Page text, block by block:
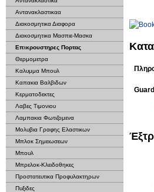
Αντανακλαστικαα
Διακοσμητικα Διαφορα
Διακοσμητικα Μασπιε-Μασκα
Επικρουστηρες Πορτας
Θερμομετρα
Καλυμμα Μπουλ
Καπακια Βαλβιδων
Κερματοδεκτες
Λαβες Τιμονιου
Λαμπακια Φωτιζομενα
Μολυβια Γραφης Ελαστικων
Μπλοκ Σημειωσεων
Μπουλ
Μπρελοκ-Κλειδοθηκες
Προστατευτικα Προφυλακτηρων
Πυξιδες
Guard